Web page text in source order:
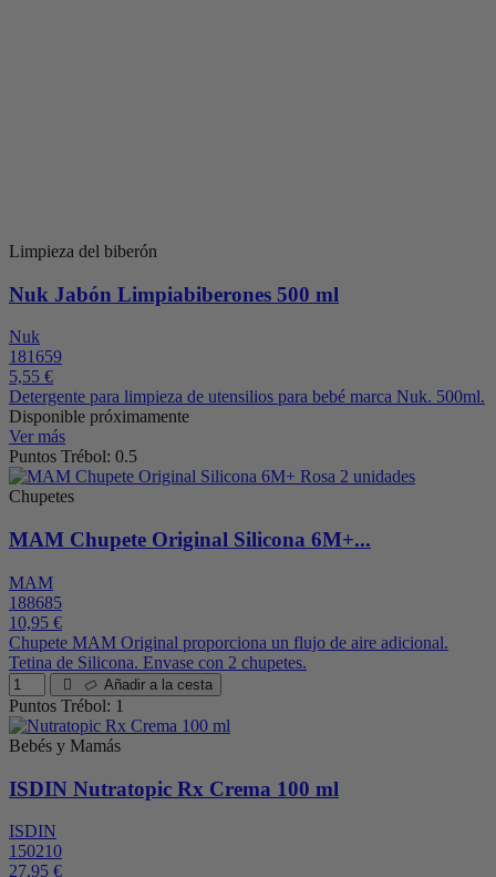
Limpieza del biberón
Nuk Jabón Limpiabiberones 500 ml
Nuk
181659
5,55 €
Detergente para limpieza de utensilios para bebé marca Nuk. 500ml.
Disponible próximamente
Ver más
Puntos Trébol: 0.5
Chupetes
MAM Chupete Original Silicona 6M+...
MAM
188685
10,95 €
Chupete MAM Original proporciona un flujo de aire adicional.
Tetina de Silicona. Envase con 2 chupetes.
Añadir a la cesta
Puntos Trébol: 1
Bebés y Mamás
ISDIN Nutratopic Rx Crema 100 ml
ISDIN
150210
27,95 €